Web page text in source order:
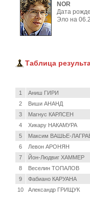
NOR
Дата
Эло на
Таблица
1
Аниш ГИРИ
2
Виши АНАНД
3
Магнус КАРЛСЕН
4
Хикару НАКАМУРА
5
Максим ВАШЬЕ-
6
Левон АРОНЯН
7
Йон-Людвиг ХАММЕР
8
Веселин ТОПАЛОВ
9
Фабиано КАРУАНА
10
Александр ГРИЩУК